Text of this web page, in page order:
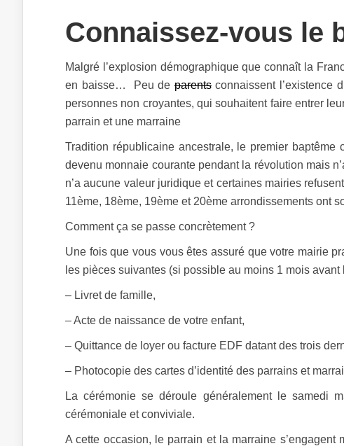
Connaissez-vous le
Malgré l’explosion démographique que connaît la
en baisse… Peu deparents connaissent l’existence
personnes non croyantes, qui souhaitent faire entrer
parrain et une marraine
Tradition républicaine ancestrale, le premier
devenu monnaie courante pendant la révolution mais
n’a aucune valeur juridique et certaines mairies
11ème, 18ème, 19ème et 20ème arrondissements ont
Comment ça se passe concrètement ?
Une fois que vous vous êtes assuré que votre mairie
les pièces suivantes (si possible au moins 1 mois
– Livret de famille,
– Acte de naissance de votre enfant,
– Quittance de loyer ou facture EDF datant des trois
– Photocopie des cartes d’identité des parrains et
La cérémonie se déroule généralement le samedi
cérémoniale et conviviale.
A cette occasion, le parrain et la marraine